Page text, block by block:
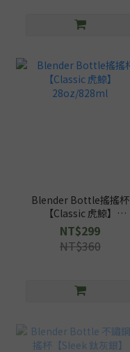
Blender Bottle搖搖杯
【Classic 虎鯨】
28oz/828ml
NT$299
NT$360